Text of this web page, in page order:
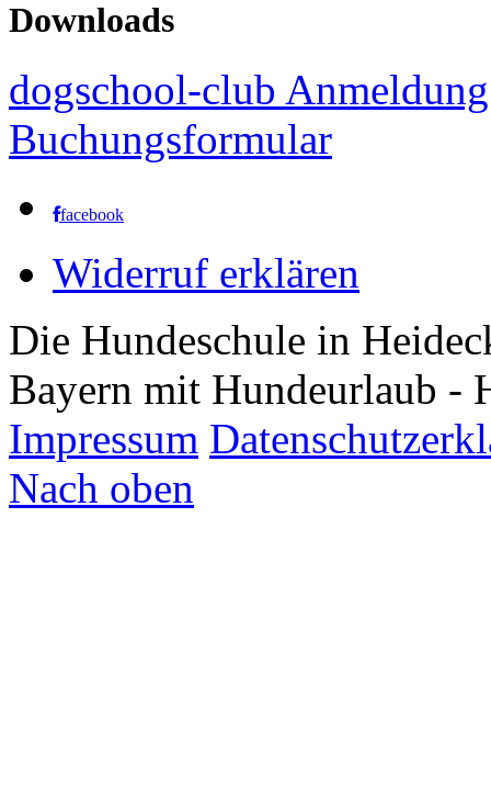
Downloads
dogschool-club Anmeldung
Buchungsformular
facebook
Widerruf erklären
Die Hundeschule in
Bayern mit Hundeurlaub -
Impressum
Nach oben